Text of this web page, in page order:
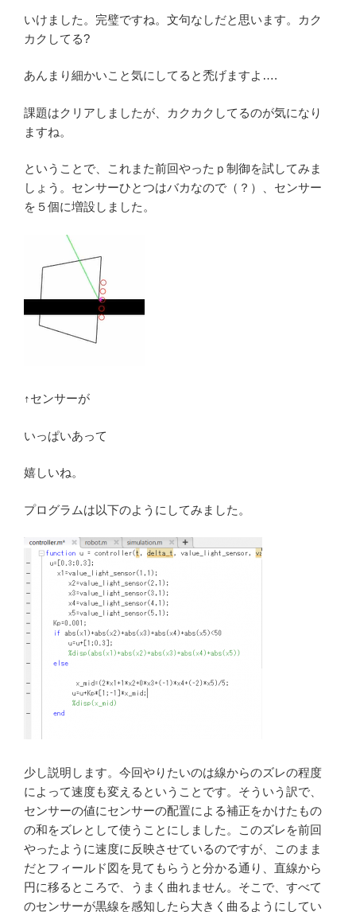
いけました。完璧ですね。文句なしだと思います。カク
カクしてる?
あんまり細かいこと気にしてると禿げますよ….
課題はクリアしましたが、カクカクしてるのが気になり
ますね。
ということで、これまた前回やったｐ制御を試してみま
しょう。センサーひとつはバカなので（？）、センサー
を５個に増設しました。
↑センサーが
いっぱいあって
嬉しいね。
プログラムは以下のようにしてみました。
少し説明します。今回やりたいのは線からのズレの程度
によって速度も変えるということです。そういう訳で、
センサーの値にセンサーの配置による補正をかけたもの
の和をズレとして使うことにしました。このズレを前回
やったように速度に反映させているのですが、このまま
だとフィールド図を見てもらうと分かる通り、直線から
円に移るところで、うまく曲れません。そこで、すべて
のセンサーが黒線を感知したら大きく曲るようにしてい